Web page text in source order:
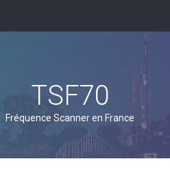
TSF70
Fréquence Scanner en France